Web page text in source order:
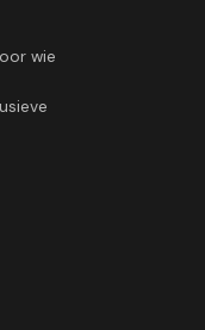
wie